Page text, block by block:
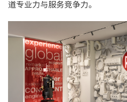
道专业力与服务竞争力。